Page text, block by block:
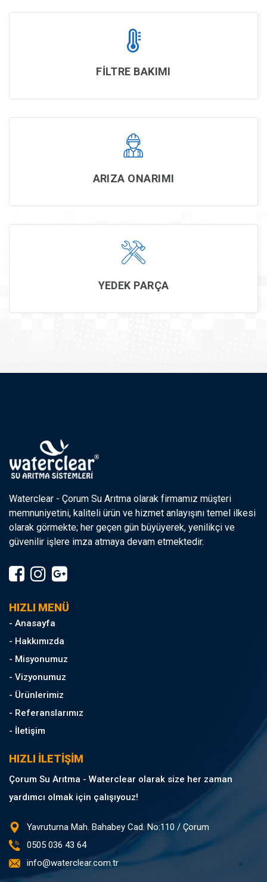
FİLTRE BAKIMI
ARIZA ONARIMI
YEDEK PARÇA
Waterclear - Çorum Su Arıtma olarak firmamız müşteri
memnuniyetini, kaliteli ürün ve hizmet anlayışını temel ilkesi
olarak görmekte; her geçen gün büyüyerek, yenilikçi ve
güvenilir işlere imza atmaya devam etmektedir.
HIZLI MENÜ
- Anasayfa
- Hakkımızda
- Misyonumuz
- Vizyonumuz
- Ürünlerimiz
- Referanslarımız
- İletişim
HIZLI İLETİŞİM
Çorum Su Arıtma - Waterclear olarak size her zaman
yardımcı olmak için çalışıyouz!
Yavruturna Mah. Bahabey Cad. No:110 / Çorum
0505 036 43 64
info@waterclear.com.tr